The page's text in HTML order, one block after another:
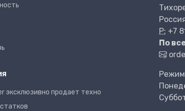
эксклюзивно продает техно
P: +7
По